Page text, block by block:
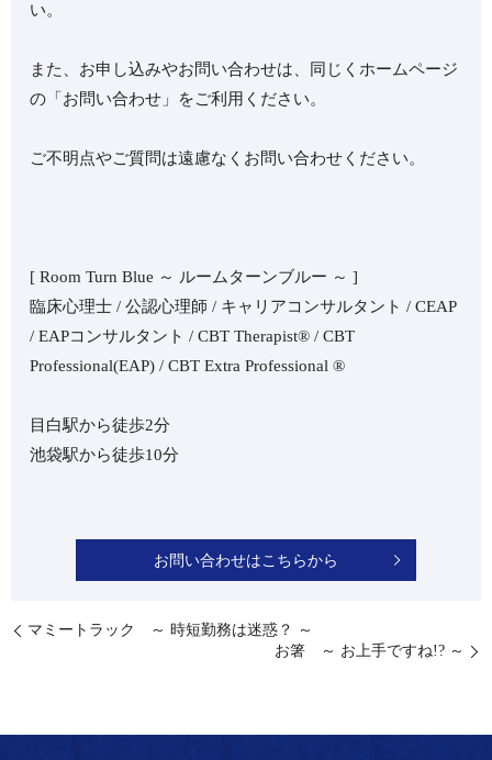
い。
また、お申し込みやお問い合わせは、同じくホームページ
の「お問い合わせ」をご利用ください。
ご不明点やご質問は遠慮なくお問い合わせください。
[ Room Turn Blue ～ ルームターンブルー ～ ]
臨床心理士 / 公認心理師 / キャリアコンサルタント / CEAP
/ EAPコンサルタント / CBT Therapist®︎ / CBT
Professional(EAP) / CBT Extra Professional ®︎
目白駅から徒歩2分
池袋駅から徒歩10分
お問い合わせはこちらから
マミートラック ～ 時短勤務は迷惑？ ～
お箸 ～ お上手ですね!? ～